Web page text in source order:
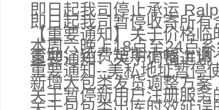
即日起我司停止承运
即日起我司暂停收寄所有
【重要通知】关于价格
变动，运费短期小幅上调
本周六晚上18点至24点
重要通知：关于调整进
重要通知--美私地址暂停
新增大包类发货调整方案
关于暂停新用户注册服务